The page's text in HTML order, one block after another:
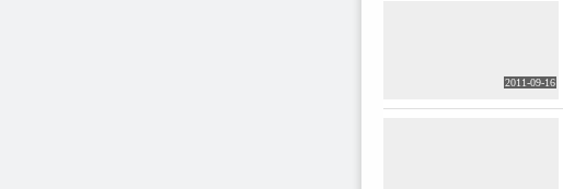
2011-09-16